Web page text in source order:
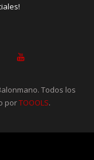
Todos los
porTOOOLS.